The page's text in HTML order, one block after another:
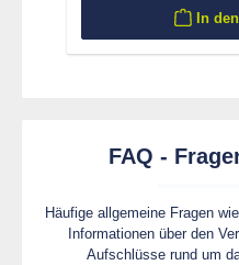
In
FAQ -
Häufige allgemeine Fragen
Informationen über den
Aufschlüsse rund um